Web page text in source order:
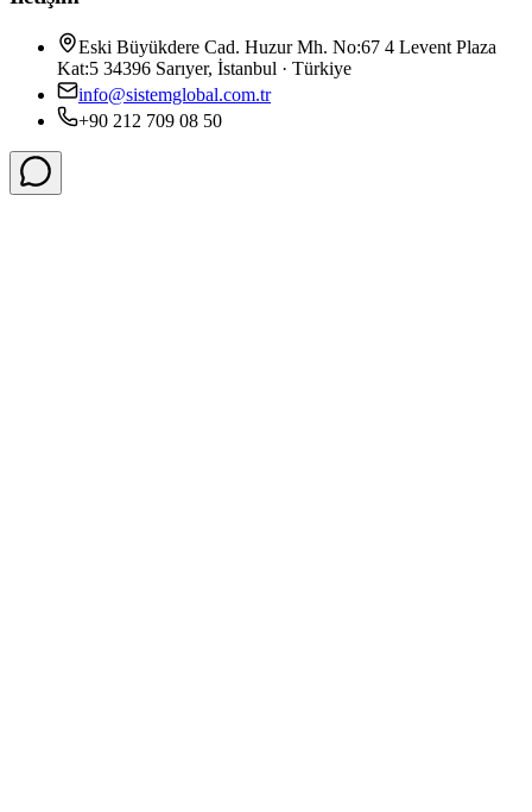
Eski Büyükdere Cad. Huzur Mh. No:67 4 Levent Plaza
Kat:5 34396 Sarıyer, İstanbul · Türkiye
info@sistemglobal.com.tr
+90 212 709 08 50